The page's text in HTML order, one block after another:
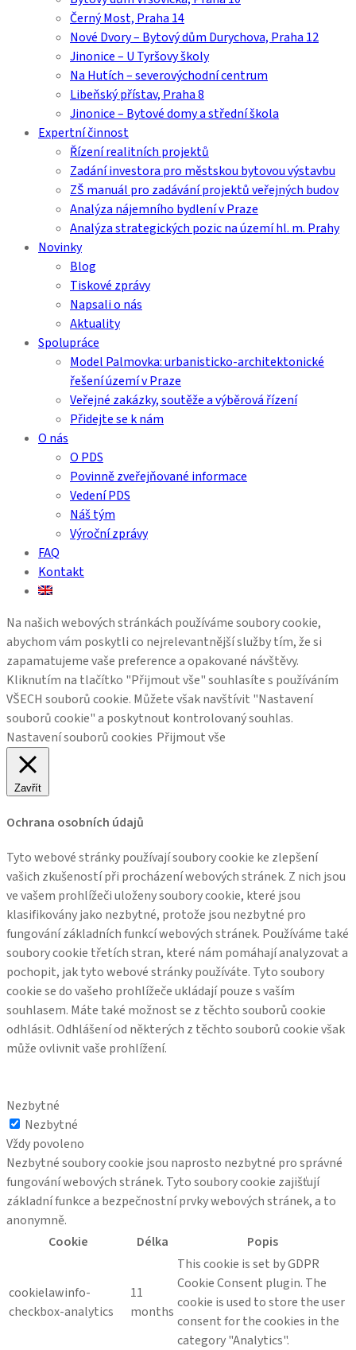
Černý Most, Praha 14
Nové Dvory – Bytový dům Durychova, Praha 12
Jinonice – U Tyršovy školy
Na Hutích – severovýchodní centrum
Libeňský přístav, Praha 8
Jinonice – Bytové domy a střední škola
Expertní činnost
Řízení realitních projektů
Zadání investora pro městskou bytovou výstavbu
ZŠ manuál pro zadávání projektů veřejných budov
Analýza nájemního bydlení v Praze
Analýza strategických pozic na území hl. m. Prahy
Novinky
Blog
Tiskové zprávy
Napsali o nás
Aktuality
Spolupráce
Model Palmovka: urbanisticko-architektonické
řešení území v Praze
Veřejné zakázky, soutěže a výběrová řízení
Přidejte se k nám
O nás
O PDS
Povinně zveřejňované informace
Vedení PDS
Náš tým
Výroční zprávy
FAQ
Kontakt
Na našich webových stránkách používáme soubory cookie,
abychom vám poskytli co nejrelevantnější služby tím, že si
zapamatujeme vaše preference a opakované návštěvy.
Kliknutím na tlačítko "Přijmout vše" souhlasíte s používáním
VŠECH souborů cookie. Můžete však navštívit "Nastavení
souborů cookie" a poskytnout kontrolovaný souhlas.
Nastavení souborů cookies Přijmout vše
Zavřít
Ochrana osobních údajů
Tyto webové stránky používají soubory cookie ke zlepšení
vašich zkušeností při procházení webových stránek. Z nich jsou
ve vašem prohlížeči uloženy soubory cookie, které jsou
klasifikovány jako nezbytné, protože jsou nezbytné pro
fungování základních funkcí webových stránek. Používáme také
soubory cookie třetích stran, které nám pomáhají analyzovat a
pochopit, jak tyto webové stránky používáte. Tyto soubory
cookie se do vašeho prohlížeče ukládají pouze s vaším
souhlasem. Máte také možnost se z těchto souborů cookie
odhlásit. Odhlášení od některých z těchto souborů cookie však
může ovlivnit vaše prohlížení.
Nezbytné
Nezbytné
Vždy povoleno
Nezbytné soubory cookie jsou naprosto nezbytné pro správné
fungování webových stránek. Tyto soubory cookie zajišťují
základní funkce a bezpečnostní prvky webových stránek, a to
anonymně.
Cookie
Délka Popis
cookielawinfo-
checkbox-analytics
11
months
This cookie is set by GDPR
Cookie Consent plugin. The
cookie is used to store the user
consent for the cookies in the
category "Analytics".